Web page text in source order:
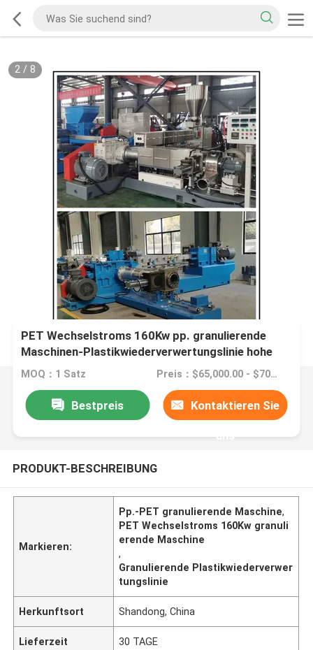
2/ 8
PET Wechselstroms 160Kw pp. granulierende
Maschinen-Plastikwiederverwertungslinie hohe
Genauigkeit
MOQ：1 Satz Preis：$65,000.00 - $70,000.00/sets
Bestpreis Kontaktieren Sie
uns
PRODUKT-BESCHREIBUNG
Markieren:
Pp.-PET granulierende Maschine,
PET Wechselstroms 160Kw granuli
erende Maschine
,
Granulierende Plastikwiederverwer
tungslinie
Herkunftsort Shandong, China
Lieferzeit 30 TAGE